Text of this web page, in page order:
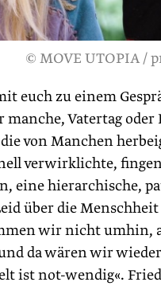
© MOVE UTOPIA /
euch zu einem
Vatertag
von Manchen
verwirklichte,
eine hierarchische,
über die
wir nicht
da wären wir
ist not-wendig«.